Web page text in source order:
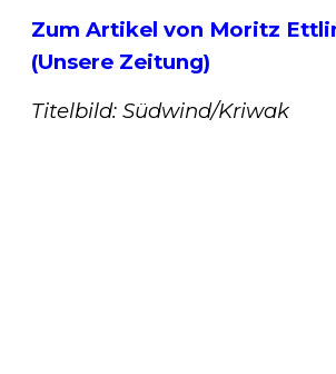
Zum Artikel von Moritz
(Unsere Zeitung)
Titelbild: Südwind/Kriwak